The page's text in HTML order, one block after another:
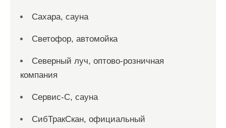
Сахара, сауна
Светофор, автомойка
Северный луч, оптово-розничная
компания
Сервис-С, сауна
СибТракСкан, официальный